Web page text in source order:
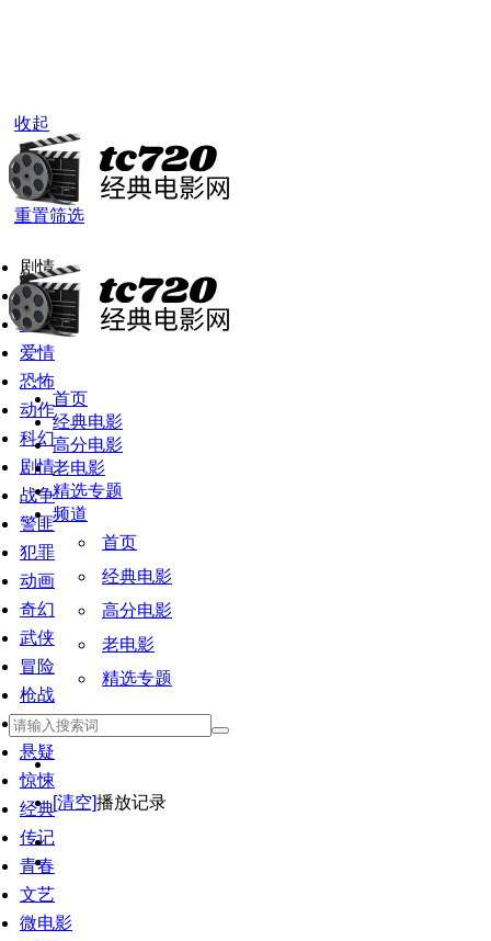
首页
经典电影
高分电影
老电影
精选专题
频道
首页
经典电影
高分电影
老电影
精选专题
[清空]播放记录
收起
老电影
重置筛选
剧情
全部
喜剧
爱情
恐怖
动作
科幻
剧情
战争
警匪
犯罪
动画
奇幻
武侠
冒险
枪战
恐怖
悬疑
惊悚
经典
传记
青春
文艺
微电影